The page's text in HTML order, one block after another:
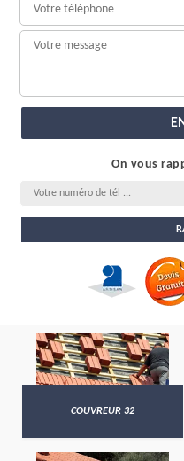
On vous
COUVREUR 32